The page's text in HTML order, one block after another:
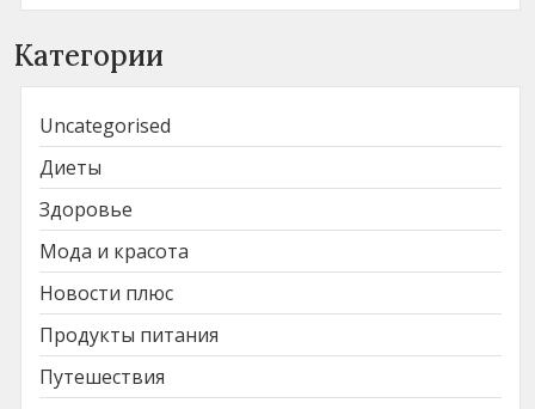
Категории
Uncategorised
Диеты
Здоровье
Мода и красота
Новости плюс
Продукты питания
Путешествия